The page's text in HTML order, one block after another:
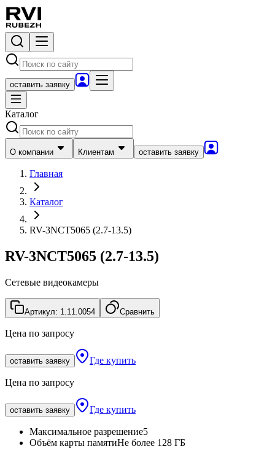
оставить заявку
Каталог
О компании Клиентам оставить заявку
Главная
Каталог
RV-3NCT5065 (2.7-13.5)
RV-3NCT5065 (2.7-13.5)
Сетевые видеокамеры
Артикул: 1.11.0054 Сравнить
Цена по запросу
оставить заявку Где купить
Цена по запросу
оставить заявку Где купить
Максимальное разрешение5
Объём карты памятиНе более 128 ГБ